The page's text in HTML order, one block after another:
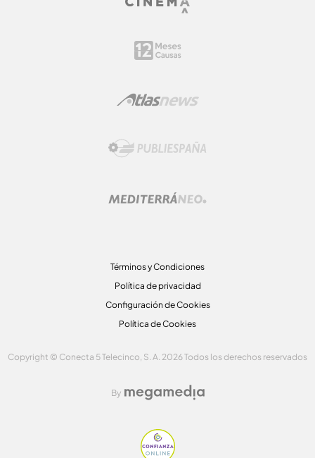
Términos y Condiciones
Política de privacidad
Configuración de Cookies
Política de Cookies
Copyright © Conecta 5 Telecinco, S. A. 2026 Todos los derechos reservados
By